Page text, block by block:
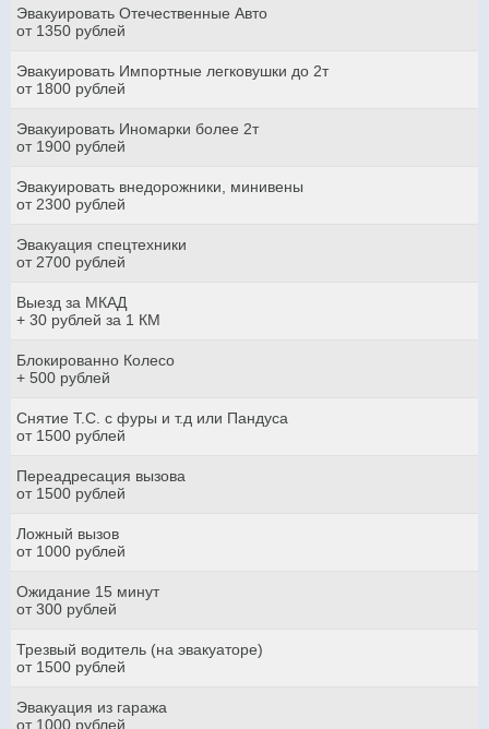
Эвакуировать Отечественные Авто
от 1350 рублей
Эвакуировать Импортные легковушки до 2т
от 1800 рублей
Эвакуировать Иномарки более 2т
от 1900 рублей
Эвакуировать внедорожники, минивены
от 2300 рублей
Эвакуация спецтехники
от 2700 рублей
Выезд за МКАД
+ 30 рублей за 1 КМ
Блокированно Колесо
+ 500 рублей
Снятие Т.С. с фуры и т.д или Пандуса
от 1500 рублей
Переадресация вызова
от 1500 рублей
Ложный вызов
от 1000 рублей
Ожидание 15 минут
от 300 рублей
Трезвый водитель (на эвакуаторе)
от 1500 рублей
Эвакуация из гаража
от 1000 рублей